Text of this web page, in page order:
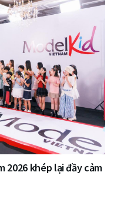
2026 khép lại đầy cảm